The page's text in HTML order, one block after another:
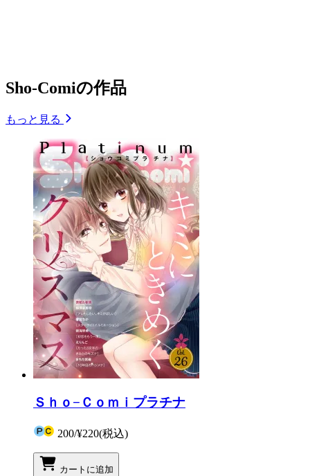
Sho-Comiの作品
もっと見る
Ｓｈｏ−Ｃｏｍｉプラチナ
200/¥220(税込)
カートに追加